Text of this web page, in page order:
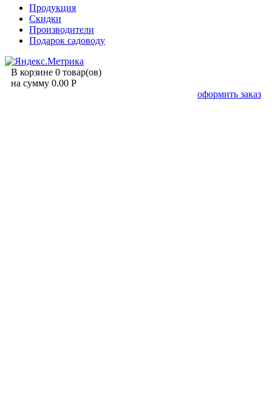
Продукция
Скидки
Производители
Подарок садоводу
В корзине 0 товар(ов)
на сумму 0.00 Р
оформить заказ